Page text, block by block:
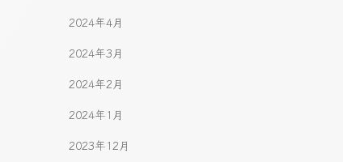
2024年4月
2024年3月
2024年2月
2024年1月
2023年12月